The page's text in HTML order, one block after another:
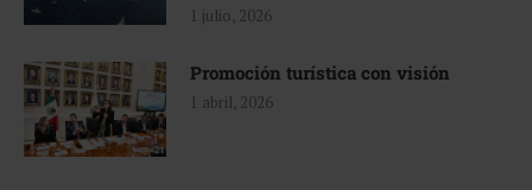
1 julio, 2026
Promoción turística con visión
1 abril, 2026